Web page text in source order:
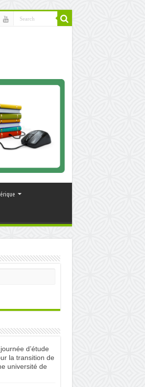
d’étude
la transition de
université de